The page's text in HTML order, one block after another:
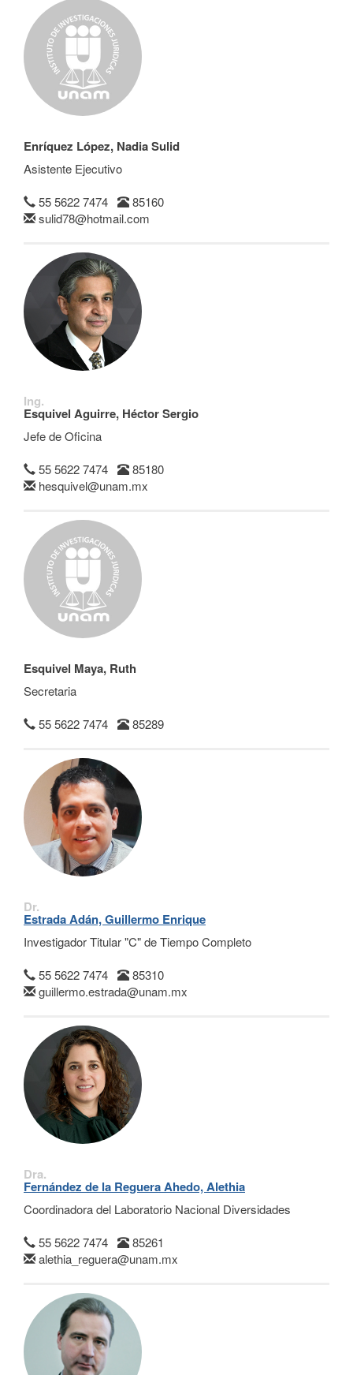
Enríquez López, Nadia Sulid
Asistente Ejecutivo
55 5622 7474
85160
sulid78@hotmail.com
Ing.
Esquivel Aguirre, Héctor Sergio
Jefe de Oficina
55 5622 7474
85180
hesquivel@unam.mx
Esquivel Maya, Ruth
Secretaria
55 5622 7474
85289
Dr.
Estrada Adán, Guillermo Enrique
Investigador Titular "C" de Tiempo Completo
55 5622 7474
85310
guillermo.estrada@unam.mx
Dra.
Fernández de la Reguera Ahedo, Alethia
Coordinadora del Laboratorio Nacional Diversidades
55 5622 7474
85261
alethia_reguera@unam.mx